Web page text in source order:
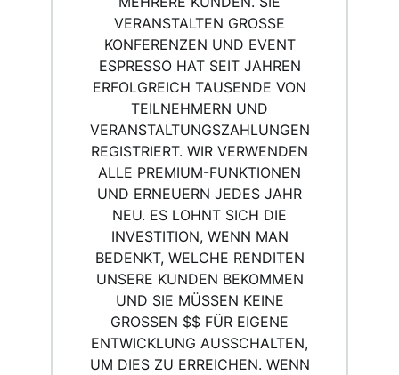
ERANSTALTEN GROSSE KO
NFERENZEN UND EVENT ES
PRESSO HAT SEIT JAHREN ER
FOLGREICH TAUSENDE VON TE
ILNEHMERN UND VE
RANSTALTUNGSZAHLUNGEN RE
GISTRIERT. WIR VERWENDEN AL
LE PREMIUM-FUNKTIONEN UN
D ERNEUERN JEDES JAHR NE
U. ES LOHNT SICH DIE IN
VESTITION, WENN MAN BE
DENKT, WELCHE RENDITEN UN
SERE KUNDEN BEKOMMEN UN
D SIE MÜSSEN KEINE GR
OSSEN $$ FÜR EIGENE ENT
WICKLUNG AUSSCHALTEN, UM
DIES ZU ERREICHEN. WENN ES